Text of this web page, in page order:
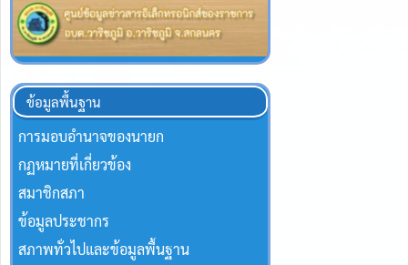
ข้อมูลพื้นฐาน
การมอบอำนาจของนายก
กฏหมายที่เกี่ยวข้อง
สมาชิกสภา
ข้อมูลประชากร
สภาพทั่วไปและข้อมูลพื้นฐาน